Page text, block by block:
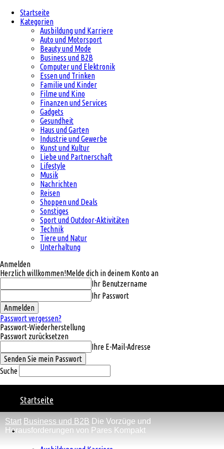
Startseite
Kategorien
Ausbildung und Karriere
Auto und Motorsport
Beauty und Mode
Business und B2B
Computer und Elektronik
Essen und Trinken
Familie und Kinder
Filme und Kino
Finanzen und Services
Gadgets
Gesundheit
Haus und Garten
Industrie und Gewerbe
Kunst und Kultur
Liebe und Partnerschaft
Lifestyle
Musik
Nachrichten
Reisen
Shoppen und Deals
Sonstiges
Sport und Outdoor-Aktivitäten
Technik
Tiere und Natur
Unterhaltung
Anmelden
Herzlich willkommen!Melde dich in deinem Konto an
Ihr Benutzername
Ihr Passwort
Passwort vergessen?
Passwort-Wiederherstellung
Passwort zurücksetzen
Ihre E-Mail-Adresse
Suche
Natural
Charm
Startseite
Kategorien
Start Business und B2B Die Vorzüge und
Herausforderungen von Pares Kompakt